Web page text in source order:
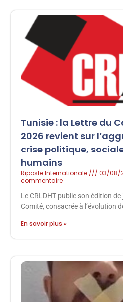
Tunisie : la Lettre du
2026 revient sur
crise politique,
humains
Riposte Internationale 03/08/
commentaire
Le CRLDHT publie son édition
Comité, consacrée à l’évolution
En savoir plus »